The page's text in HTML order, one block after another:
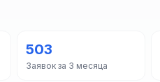
503
Заявок за 3 месяца